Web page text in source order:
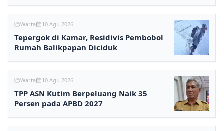
Warta 10 Agu 2026
Tepergok di Kamar, Residivis Pembobol
Rumah Balikpapan Diciduk
Warta 10 Agu 2026
TPP ASN Kutim Berpeluang Naik 35
Persen pada APBD 2027